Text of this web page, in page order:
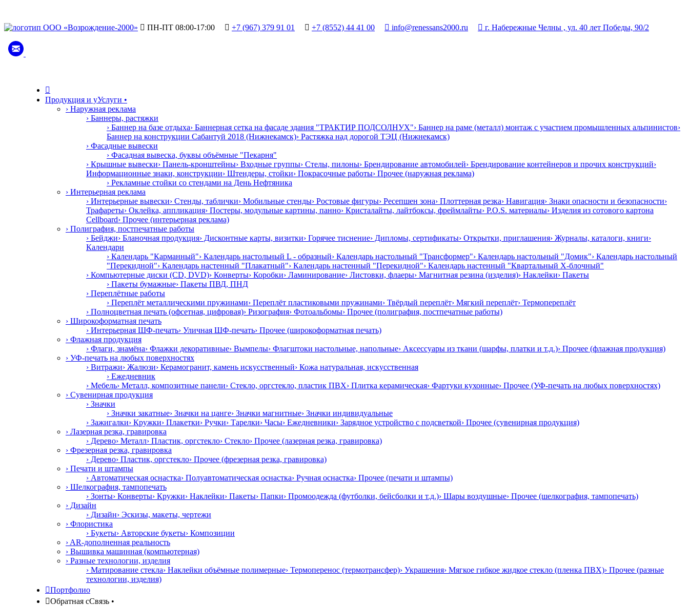
 ПН-ПТ 08:00-17:00  +7 (967) 379 91 01  +7 (8552) 44 41 00  info@renessans2000.ru  г. Набережные Челны , ул. 40 лет Победы, 90/2

Продукция и уУслуги •
› Наружная реклама
› Баннеры, растяжки
› Баннер на базе отдыха› Баннерная сетка на фасаде здания "ТРАКТИР ПОДСОЛНУХ"› Баннер на раме (металл) монтаж с участием промышленных альпинистов›
Баннер на конструкции Сабантуй 2018 (Нижнекамск)› Растяжка над дорогой ТЭЦ (Нижнекамск)
› Фасадные вывески
› Фасадная вывеска, буквы объёмные "Пекарня"
› Крышные вывески› Панель-кронштейны› Входные группы› Стелы, пилоны› Брендирование автомобилей› Брендирование контейнеров и прочих конструкций›
Информационные знаки, конструкции› Штендеры, стойки› Покрасочные работы› Прочее (наружная реклама)
› Рекламные стойки со стендами на День Нефтяника
› Интерьерная реклама
› Интерьерные вывески› Стенды, таблички› Мобильные стенды› Ростовые фигуры› Ресепшен зона› Плоттерная резка› Навигация› Знаки опасности и безопасности›
Трафареты› Оклейка, аппликация› Постеры, модульные картины, панно› Кристалайты, лайтбоксы, фреймлайты› P.O.S. материалы› Изделия из сотового картона
Cellboard› Прочее (интерьерная реклама)
› Полиграфия, постпечатные работы
› Бейджи› Бланочная продукция› Дисконтные карты, визитки› Горячее тиснение› Дипломы, сертификаты› Открытки, приглашения› Журналы, каталоги, книги›
Календари
› Календарь "Карманный"› Календарь настольный L - образный› Календарь настольный "Трансформер"› Календарь настольный "Домик"› Календарь настольный
"Перекидной"› Календарь настенный "Плакатный"› Календарь настенный "Перекидной"› Календарь настенный "Квартальный Х-блочный"
› Компьютерные диски (CD, DVD)› Конверты› Коробки› Ламинирование› Листовки, флаеры› Магнитная резина (изделия)› Наклейки› Пакеты
› Пакеты бумажные› Пакеты ПВД, ПНД
› Переплётные работы
› Переплёт металлическими пружинами› Переплёт пластиковыми пружинами› Твёрдый переплёт› Мягкий переплёт› Термопереплёт
› Полноцветная печать (офсетная, цифровая)› Ризография› Фотоальбомы› Прочее (полиграфия, постпечатные работы)
› Широкоформатная печать
› Интерьерная ШФ-печать› Уличная ШФ-печать› Прочее (широкоформатная печать)
› Флажная продукция
› Флаги, знамёна› Флажки декоративные› Вымпелы› Флагштоки настольные, напольные› Аксессуары из ткани (шарфы, платки и т.д.)› Прочее (флажная продукция)
› УФ-печать на любых поверхностях
› Витражи› Жалюзи› Керамогранит, камень искусственный› Кожа натуральная, искусственная
› Ежедневник
› Мебель› Металл, композитные панели› Стекло, оргстекло, пластик ПВХ› Плитка керамическая› Фартуки кухонные› Прочее (УФ-печать на любых поверхностях)
› Сувенирная продукция
› Значки
› Значки закатные› Значки на цанге› Значки магнитные› Значки индивидуальные
› Зажигалки› Кружки› Плакетки› Ручки› Тарелки› Часы› Ежедневники› Зарядное устройство с подсветкой› Прочее (сувенирная продукция)
› Лазерная резка, гравировка
› Дерево› Металл› Пластик, оргстекло› Стекло› Прочее (лазерная резка, гравировка)
› Фрезерная резка, гравировка
› Дерево› Пластик, оргстекло› Прочее (фрезерная резка, гравировка)
› Печати и штампы
› Автоматическая оснастка› Полуавтоматическая оснастка› Ручная оснастка› Прочее (печати и штампы)
› Шелкография, тампопечать
› Зонты› Конверты› Кружки› Наклейки› Пакеты› Папки› Промоодежда (футболки, бейсболки и т.д.)› Шары воздушные› Прочее (шелкография, тампопечать)
› Дизайн
› Дизайн› Эскизы, макеты, чертежи
› Флористика
› Букеты› Авторские букеты› Композиции
› AR-дополненная реальность
› Вышивка машинная (компьютерная)
› Разные технологии, изделия
› Матирование стекла› Наклейки объёмные полимерные› Термоперенос (термотрансфер)› Украшения› Мягкое гибкое жидкое стекло (пленка ПВХ)› Прочее (разные
технологии, изделия)
Портфолио
Обратная сСвязь •